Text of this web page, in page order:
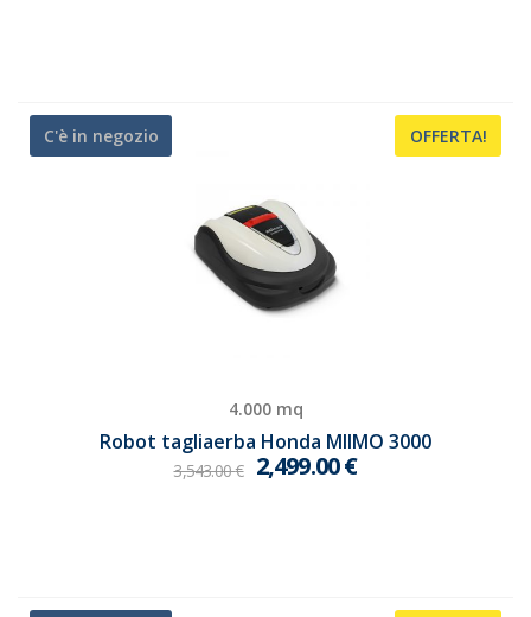
C'è in negozio OFFERTA!
4.000 mq
Robot tagliaerba Honda MIIMO 3000
3,543.00€ 2,499.00€